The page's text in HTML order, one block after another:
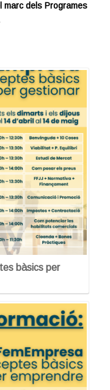
marc dels Programes
bàsics per